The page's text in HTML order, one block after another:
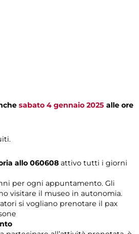
sabato 4 gennaio 2025 alle ore
allo 060608 attivo tutti i giorni
per ogni appuntamento. Gli
visitare il museo in autonomia.
si vogliano prenotare il pax